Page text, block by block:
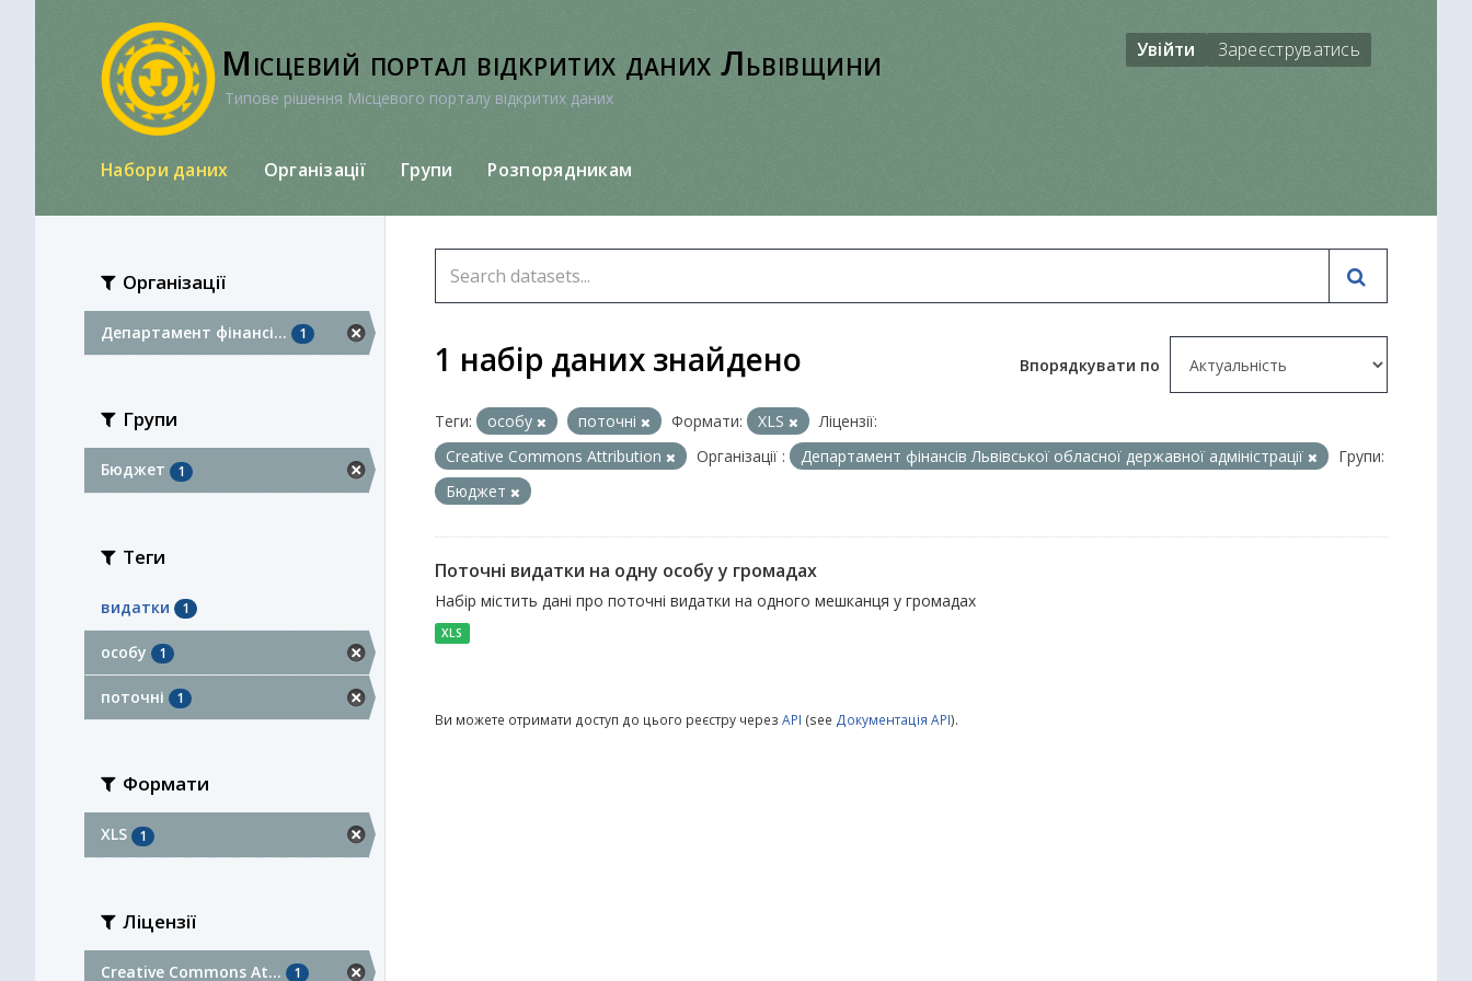
Місцевий портал відкритих даних Львівщини
Типове рішення Місцевого порталу відкритих даних
Увійти Зареєструватись
Набори даних Організації Групи Розпорядникам
Організації
Департамент фінансі... 1
Групи
Бюджет 1
Теги
видатки 1
особу 1
поточні 1
Формати
XLS 1
Ліцензії
Creative Commons At... 1
Впорядкувати по
1 набір даних знайдено
Теги: особу поточні Формати: XLS
Ліцензії:
Creative Commons Attribution
Організації : Департамент фінансів Львівської обласної державної адміністрації
Групи:
Бюджет
Поточні видатки на одну особу у громадах
Набір містить дані про поточні видатки на одного мешканця у громадах
XLS
Ви можете отримати доступ до цього реєстру через API (see Документація API).